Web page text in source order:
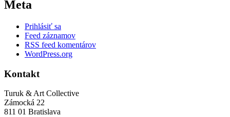
Meta
Prihlásiť sa
Feed záznamov
RSS feed komentárov
WordPress.org
Kontakt
Turuk & Art Collective
Zámocká 22
811 01 Bratislava